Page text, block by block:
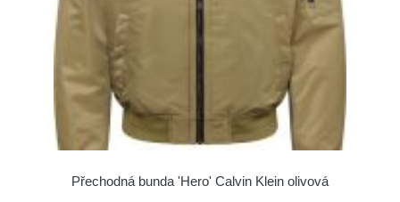
Přechodná bunda 'Hero' Calvin Klein olivová